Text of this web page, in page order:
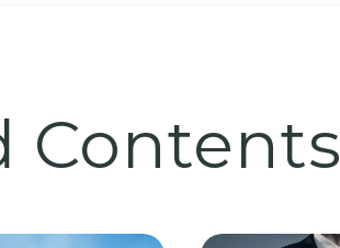
Contents